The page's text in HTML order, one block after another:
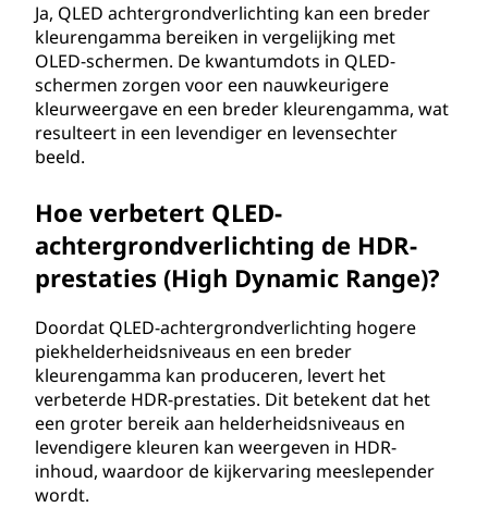
Ja, QLED achtergrondverlichting kan een breder
kleurengamma bereiken in vergelijking met
OLED-schermen. De kwantumdots in QLED-
schermen zorgen voor een nauwkeurigere
kleurweergave en een breder kleurengamma, wat
resulteert in een levendiger en levensechter
beeld.
Hoe verbetert QLED-
achtergrondverlichting de HDR-
prestaties (High Dynamic Range)?
Doordat QLED-achtergrondverlichting hogere
piekhelderheidsniveaus en een breder
kleurengamma kan produceren, levert het
verbeterde HDR-prestaties. Dit betekent dat het
een groter bereik aan helderheidsniveaus en
levendigere kleuren kan weergeven in HDR-
inhoud, waardoor de kijkervaring meeslepender
wordt.